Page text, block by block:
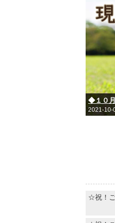
◆１０
2021-10-
☆祝！